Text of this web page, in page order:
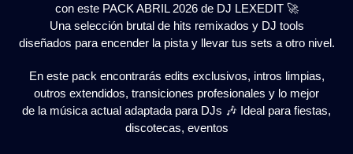
con este PACK ABRIL 2026 de DJ LEXEDIT 🚀
Una selección brutal de hits remixados y DJ tools
diseñados para encender la pista y llevar tus sets a otro nivel.
En este pack encontrarás edits exclusivos, intros limpias,
outros extendidos, transiciones profesionales y lo mejor
de la música actual adaptada para DJs 🎶 Ideal para fiestas,
discotecas, eventos